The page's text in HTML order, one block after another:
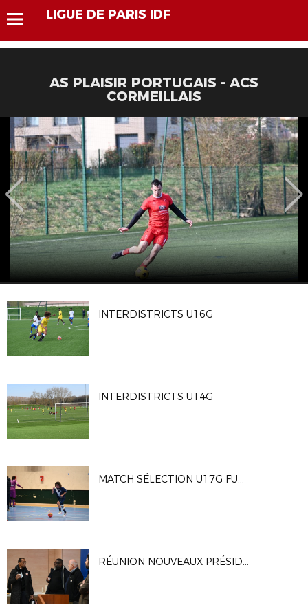
LIGUE DE PARIS IDF
AS PLAISIR PORTUGAIS - ACS
CORMEILLAIS
INTERDISTRICTS U16G
INTERDISTRICTS U14G
MATCH SÉLECTION U17G FUTSAL
RÉUNION NOUVEAUX PRÉSIDENT(E)S CLUBS